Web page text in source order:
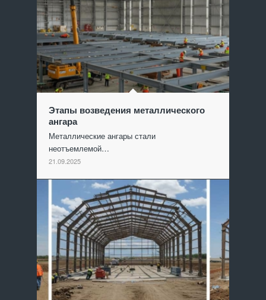
Этапы возведения металлического
ангара
Металлические ангары стали
неотъемлемой…
21.09.2025